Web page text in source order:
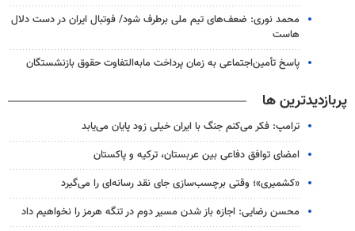
محمد نوری: ضعف‌های تیم ملی برطرف شود/ فوتبال ایران در دست دلال
هاست
پاسخ تأمین‌اجتماعی به زمان پرداخت مابه‌التفاوت حقوق بازنشستگان
پربازدیدترین ها
ترامپ: فکر می‌کنم جنگ با ایران خیلی زود پایان می‌یابد
امضای توافق دفاعی بین عربستان، ترکیه و پاکستان
«کشمیری»؛ وقتی برچسب‌سازی جای نقد رسانه‌ای را می‌گیرد
محسن رضایی: اجازه باز شدن مسیر دوم در تنگه هرمز را نخواهیم داد